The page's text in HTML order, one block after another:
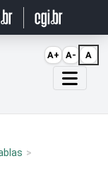
A+ A- A